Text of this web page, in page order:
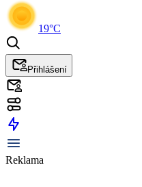
19°C
Přihlášení
Reklama